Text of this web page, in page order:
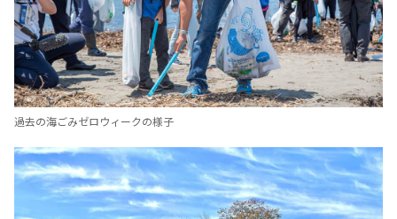
過去の海ごみゼロウィークの様子